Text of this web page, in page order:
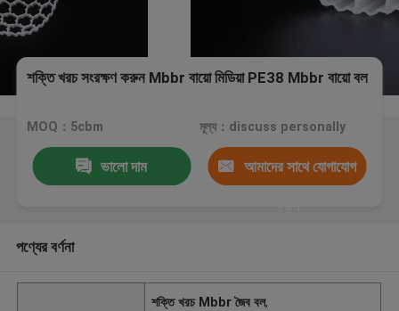
শক্তি খরচ সংরক্ষণ করুন Mbbr বায়ো মিডিয়া PE38 Mbbr বায়ো বল
MOQ：5cbm মূল্য：discuss personally
ভালো দাম আমাদের সাথে যোগাযোগ
পণ্যের বর্ণনা
শক্তি খরচ Mbbr জৈব বল,